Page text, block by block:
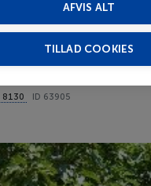
AFVIS ALT
TILLAD COOKIES
Burgas / Black Sea Resorts
3***
8130 ID 63905